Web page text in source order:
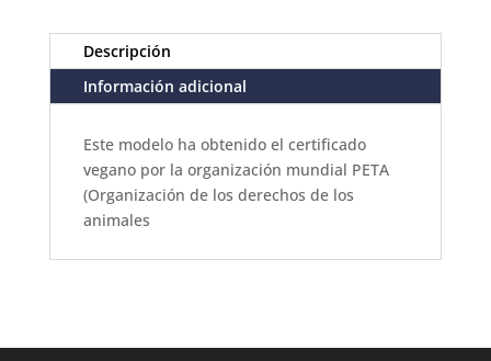
Descripción
Información adicional
Este modelo ha obtenido el certificado
vegano por la organización mundial PETA
(Organización de los derechos de los
animales